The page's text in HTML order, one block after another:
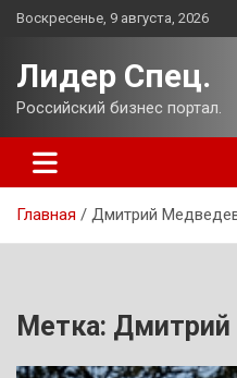
Перейти
Воскресенье, 9 августа, 2026
Лидер Спец.
Российский бизнес портал.
Главная Дмитрий
Метка: